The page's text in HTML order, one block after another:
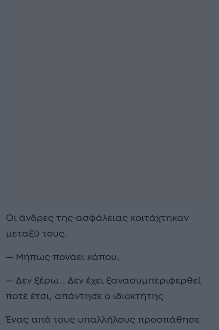
Οι άνδρες της ασφάλειας κοιτάχτηκαν
μεταξύ τους.
— Μήπως πονάει κάπου;
— Δεν ξέρω… Δεν έχει ξανασυμπεριφερθεί
ποτέ έτσι, απάντησε ο ιδιοκτήτης.
Ένας από τους υπαλλήλους προσπάθησε